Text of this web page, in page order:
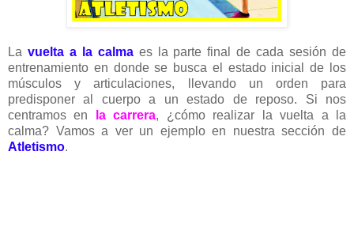
La vuelta a la calmaes la parte final de cada sesión de
entrenamiento en donde se busca el estado inicial de los
músculos y articulaciones, llevando un orden para
predisponer al cuerpo a un estado de reposo. Si nos
centramos en
la carrera, ¿cómo realizar la vuelta a la
calma? Vamos a ver un ejemplo en nuestra sección de
Atletismo.